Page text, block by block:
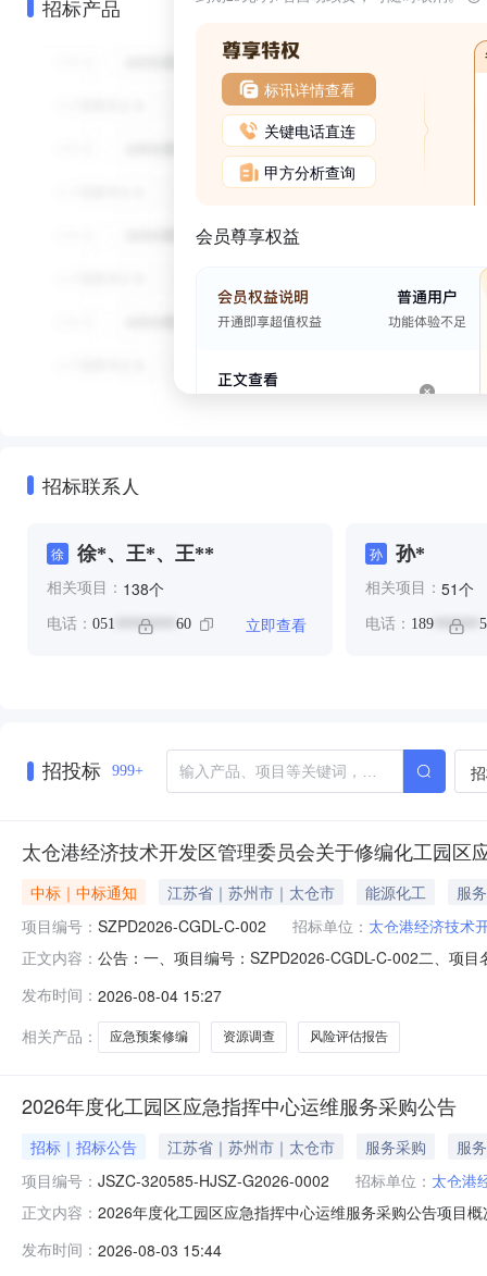
招标产品
标讯详情查看
关键电话直连
甲方分析查询
会员尊享权益
招标联系人
徐 徐*、王*、王**
相关项目： 138个
电话： 051 ******** 60 立即查看
孙 孙*
相关项目： 51个
电话： 189******
招投标 999+
太仓港经济技术开发区管理委员会关于修编化工园区
中标｜中标通知 江苏省｜苏州市｜太仓市 能源化工
服务
项目编号： SZPD2026-CGDL-C-002 招标单位： 太仓港经济技术
正文内容： 公告：一、项目编号：SZPD2026-CGDL-C-002二、项
务范围：本项目为修编化工园区应急预案、资源调查、
合同文件及其
发布时间： 2026-08-04 15:27
相关产品：
应急预案修编 资源调查 风险评估报告
2026年度化工园区应急指挥中心运维服务采购公告
招标｜招标公告 江苏省｜苏州市｜太仓市 服务采购
服务
项目编号： JSZC-320585-HJSZ-G2026-0002 招标单位： 太仓港
正文内容： 2026年度化工园区应急指挥中心运维服务采购公告项目
急指挥中心运维服务预算金额：159.000000万元最高限
发布时间： 2026-08-03 15:44